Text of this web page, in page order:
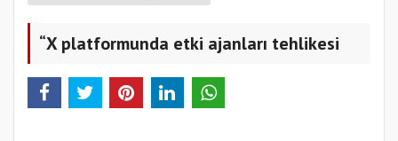
“X platformunda etki ajanları tehlikesi